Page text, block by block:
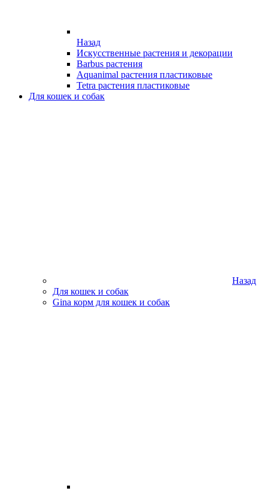
Назад
Искусственные растения и декорации
Barbus растения
Aquanimal растения пластиковые
Tetra растения пластиковые
Для кошек и собак
Назад
Для кошек и собак
Gina корм для кошек и собак